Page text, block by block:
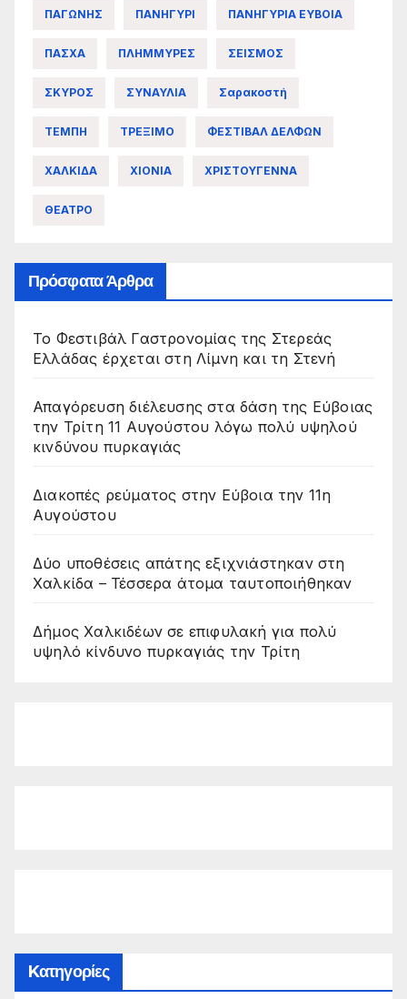
ΠΑΓΩΝΗΣ ΠΑΝΗΓΥΡΙ ΠΑΝΗΓΥΡΙΑ ΕΥΒΟΙΑ
ΠΑΣΧΑ ΠΛΗΜΜΥΡΕΣ ΣΕΙΣΜΟΣ
ΣΚΥΡΟΣ ΣΥΝΑΥΛΙΑ Σαρακοστή
ΤΕΜΠΗ ΤΡΕΞΙΜΟ ΦΕΣΤΙΒΑΛ ΔΕΛΦΩΝ
ΧΑΛΚΙΔΑ ΧΙΟΝΙΑ ΧΡΙΣΤΟΥΓΕΝΝΑ
ΘΕΑΤΡΟ
Πρόσφατα Άρθρα
Το Φεστιβάλ Γαστρονομίας της Στερεάς
Ελλάδας έρχεται στη Λίμνη και τη Στενή
Απαγόρευση διέλευσης στα δάση της Εύβοιας
την Τρίτη 11 Αυγούστου λόγω πολύ υψηλού
κινδύνου πυρκαγιάς
Διακοπές ρεύματος στην Εύβοια την 11η
Αυγούστου
Δύο υποθέσεις απάτης εξιχνιάστηκαν στη
Χαλκίδα – Τέσσερα άτομα ταυτοποιήθηκαν
Δήμος Χαλκιδέων σε επιφυλακή για πολύ
υψηλό κίνδυνο πυρκαγιάς την Τρίτη
Kατηγορίες